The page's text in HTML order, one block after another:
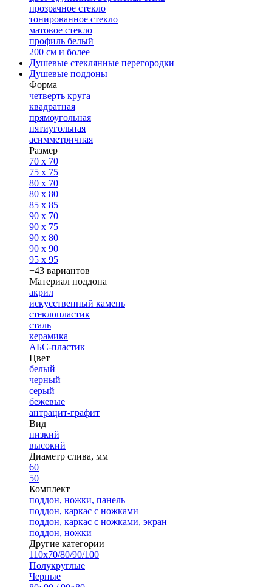
прозрачное стекло
тонированное стекло
матовое стекло
профиль белый
200 см и более
Душевые стеклянные перегородки
Душевые поддоны
Форма
четверть круга
квадратная
прямоугольная
пятиугольная
асимметричная
Размер
70 x 70
75 x 75
80 x 70
80 x 80
85 x 85
90 x 70
90 x 75
90 x 80
90 x 90
95 x 95
+43 вариантов
Материал поддона
акрил
искусственный камень
стеклопластик
сталь
керамика
АБС-пластик
Цвет
белый
черный
серый
бежевые
антрацит-графит
Вид
низкий
высокий
Диаметр слива, мм
60
50
Комплект
поддон, ножки, панель
поддон, каркас с ножками
поддон, каркас с ножками, экран
поддон, ножки
Другие категории
110х70/80/90/100
Полукруглые
Черные